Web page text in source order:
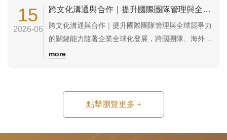
工作過程中感受到的滿足感、成就感、安全感與歸...
15
2026-06
跨文化溝通與合作｜提升國際團隊管理與全球競爭力的關鍵能力
跨文化溝通與合作｜提升國際團隊管理與全球競爭力
的關鍵能力隨著企業全球化發展，跨國團隊、海外供
應鏈、外籍員工及國際客戶合作已成為企業日常經營
造成的溝通障礙。跨文化溝通與合作是指不同國家、
地區、語言及文化背景的人員，透過理解彼此價值...
more
點擊瀏覽更多 +